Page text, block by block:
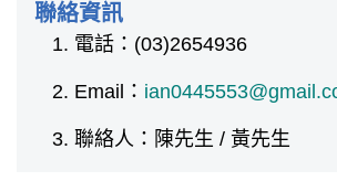
聯絡資訊
電話：(03)2654936
Email：
聯絡人：陳先生 / 黃先生